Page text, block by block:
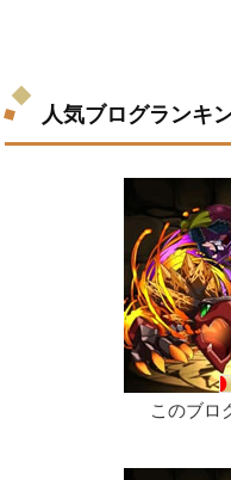
人気ブログランキ
このブロ